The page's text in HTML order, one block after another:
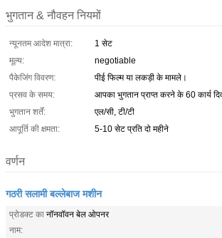
भुगतान & नौवहन नियमों
न्यूनतम आदेश मात्रा:
1 सेट
मूल्य:
negotiable
पैकेजिंग विवरण:
पीई फिल्म या लकड़ी के मामले।
प्रसव के समय:
आपका भुगतान प्राप्त करने के 60 कार्य
भुगतान शर्तें:
एल/सी, टी/टी
आपूर्ति की क्षमता:
5-10 सेट प्रति दो महीने
वर्णन
गठरी सलामी बल्लेबाज मशीन
प्रोडक्ट का
नाम:
नॉनवॉवन बेल ओपनर